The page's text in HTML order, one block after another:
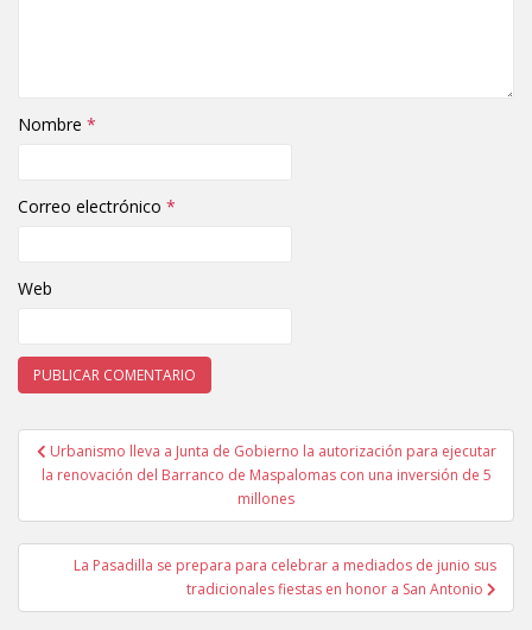
Nombre *
Correo electrónico *
Web
Navegación de entradas
Urbanismo lleva a Junta de Gobierno la autorización para ejecutar
la renovación del Barranco de Maspalomas con una inversión de 5
millones
La Pasadilla se prepara para celebrar a mediados de junio sus
tradicionales fiestas en honor a San Antonio